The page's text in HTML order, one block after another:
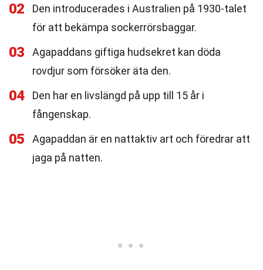
02
Den introducerades i Australien på 1930-talet
för att bekämpa sockerrörsbaggar.
03
Agapaddans giftiga hudsekret kan döda
rovdjur som försöker äta den.
04
Den har en livslängd på upp till 15 år i
fångenskap.
05
Agapaddan är en nattaktiv art och föredrar att
jaga på natten.